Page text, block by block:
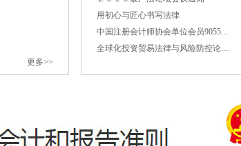
更多>>
用初心与匠心书写法律
中国注册会计师协会单位会员9055…
全球化投资贸易法律与风险防控论…